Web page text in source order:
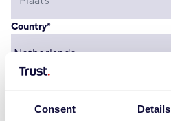
Consent Details
Country*
Contactgegevens